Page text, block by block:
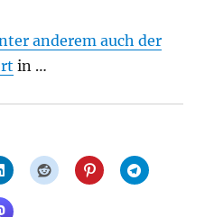
anderem auch der
in …